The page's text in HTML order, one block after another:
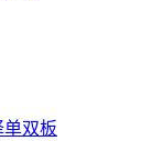
单双板